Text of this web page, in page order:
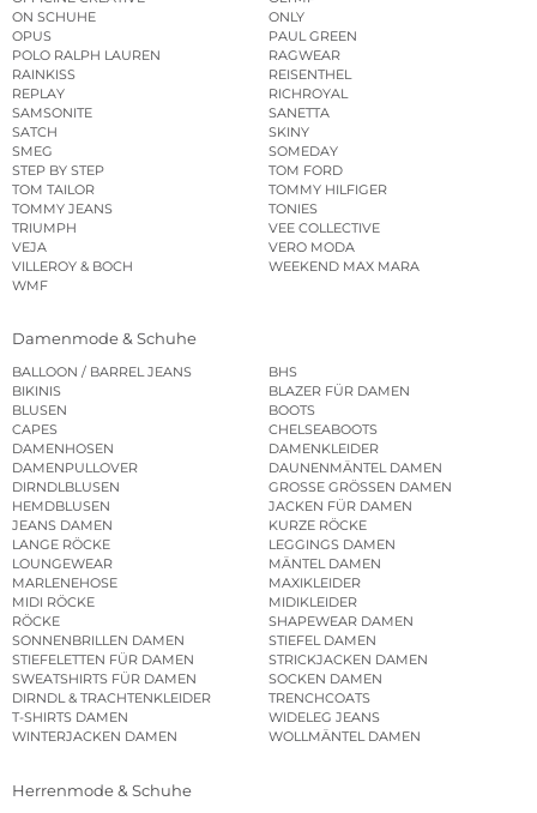
ON SCHUHE
ONLY
OPUS
PAUL GREEN
POLO RALPH LAUREN
RAGWEAR
RAINKISS
REISENTHEL
REPLAY
RICHROYAL
SAMSONITE
SANETTA
SATCH
SKINY
SMEG
SOMEDAY
STEP BY STEP
TOM FORD
TOM TAILOR
TOMMY HILFIGER
TOMMY JEANS
TONIES
TRIUMPH
VEE COLLECTIVE
VEJA
VERO MODA
VILLEROY & BOCH
WEEKEND MAX MARA
WMF
Damenmode & Schuhe
BALLOON / BARREL JEANS
BHS
BIKINIS
BLAZER FÜR DAMEN
BLUSEN
BOOTS
CAPES
CHELSEABOOTS
DAMENHOSEN
DAMENKLEIDER
DAMENPULLOVER
DAUNENMÄNTEL DAMEN
DIRNDLBLUSEN
GROSSE GRÖSSEN DAMEN
HEMDBLUSEN
JACKEN FÜR DAMEN
JEANS DAMEN
KURZE RÖCKE
LANGE RÖCKE
LEGGINGS DAMEN
LOUNGEWEAR
MÄNTEL DAMEN
MARLENEHOSE
MAXIKLEIDER
MIDI RÖCKE
MIDIKLEIDER
RÖCKE
SHAPEWEAR DAMEN
SONNENBRILLEN DAMEN
STIEFEL DAMEN
STIEFELETTEN FÜR DAMEN
STRICKJACKEN DAMEN
SWEATSHIRTS FÜR DAMEN
SOCKEN DAMEN
DIRNDL & TRACHTENKLEIDER
TRENCHCOATS
T-SHIRTS DAMEN
WIDELEG JEANS
WINTERJACKEN DAMEN
WOLLMÄNTEL DAMEN
Herrenmode & Schuhe